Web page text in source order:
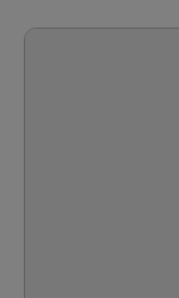
polaire, pouvant
pour cutter et
pour
éclair à spirale
des jambes ·
protection pour